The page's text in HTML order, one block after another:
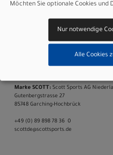
Batteriekapazität: 520 Wh
Ladegerät: TQ 100-240V-4A
Display: TQ HPR, Bluetooth,
Zulässiges Gesamtgewicht:
Marke SCOTT: Scott Sports AG
Gutenbergstrasse 27
85748 Garching-­Hochbrück
+49 (0) 89 898 78 36 ­ 0
scott­de@scott­sports.de
Möchten Sie optionale Cookies
Nur notwendige
Alle Cookies